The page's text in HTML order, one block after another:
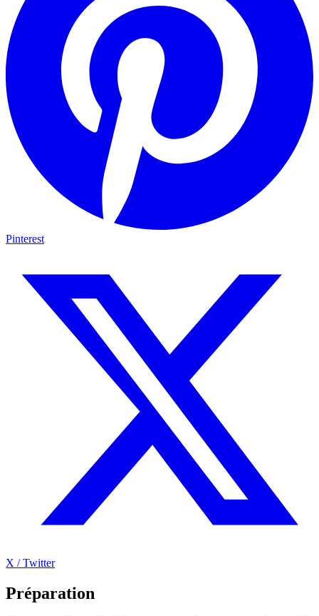
Pinterest
X / Twitter
Préparation